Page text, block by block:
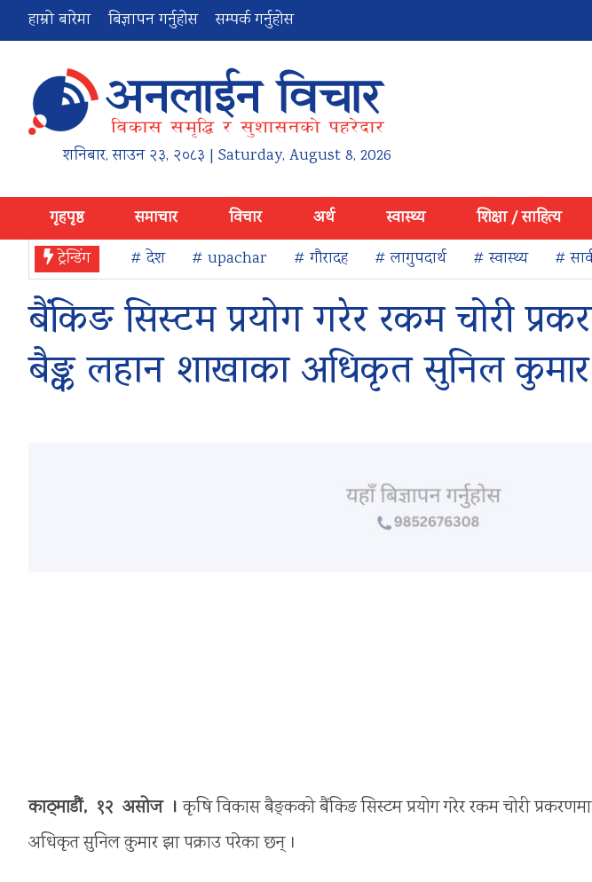
हाम्रो बारेमा बिज्ञापन गर्नुहोस सम्पर्क गर्नुहोस
शनिबार,साउन २३, २०८३ | Saturday, August 8, 2026
गृहपृष्ठ समाचार विचार अर्थ स्वास्थ्य शिक्षा / साहित्य
ट्रेन्डिंग
# देश # upachar # गौरादह # लागुपदार्थ # स्वास्थ्य #
बैंकिङ सिस्टम प्रयोग गरेर रकम चोरी
बैङ्क लहान शाखाका अधिकृत सुनिल
काठ्माडौं, १२ असोज ।कृषि विकास बैङ्कको बैंकिङ सिस्टम प्रयोग गरेर रकम चोरी
अधिकृत सुनिल कुमार झा पक्राउ परेका छन् ।